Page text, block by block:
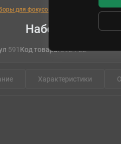
для фокусов Набор для
Набор для
591 Код товара:3924-22
Характеристики